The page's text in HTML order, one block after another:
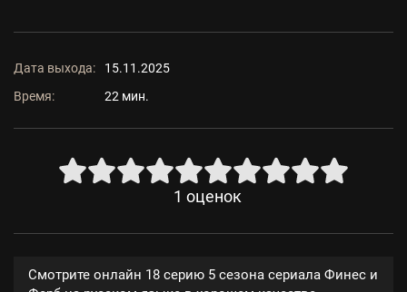
Дата выхода:
15.11.2025
Время:
22 мин.
1 оценок
Смотрите онлайн 18 серию 5 сезона сериала Финес и